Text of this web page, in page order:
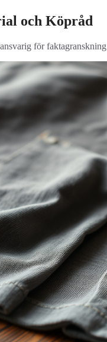
och Köpråd
för faktagranskning